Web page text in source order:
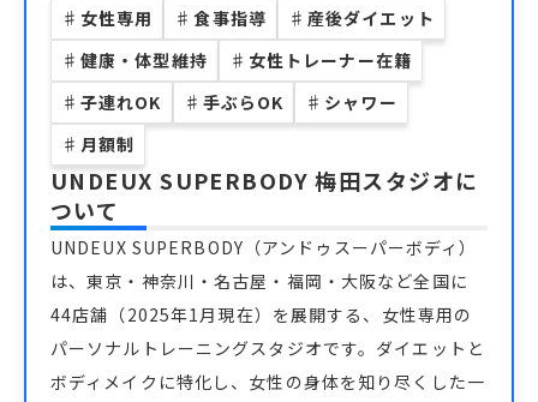
♯ 女性専用 ♯ 食事指導 ♯ 産後ダイエット
♯ 健康・体型維持 ♯ 女性トレーナー在籍
♯ 子連れOK ♯ 手ぶらOK ♯ シャワー
♯ 月額制
UNDEUX SUPERBODY 梅田スタジオに
ついて
UNDEUX SUPERBODY（アンドゥスーパーボディ）
は、東京・神奈川・名古屋・福岡・大阪など全国に
44店舗（2025年1月現在）を展開する、女性専用の
パーソナルトレーニングスタジオです。ダイエットと
ボディメイクに特化し、女性の身体を知り尽くした一